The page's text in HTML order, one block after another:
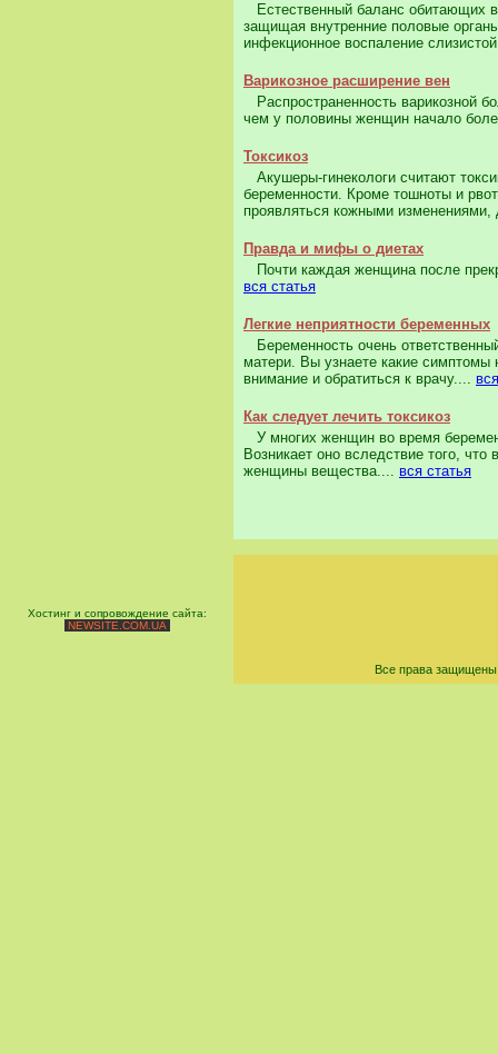
Естественный баланс обитающих
защищая внутренние половые
инфекционное воспаление
Варикозное расширение вен
Распространенность варикозной
чем у половины женщин начало
Токсикоз
Акушеры-гинекологи считают
беременности. Кроме тошноты и
проявляться кожными
Правда и мифы о диетах
Почти каждая женщина после
вся статья
Легкие неприятности беременных
Беременность очень
матери. Вы узнаете какие симптомы
внимание и обратиться к врачу....
Как следует лечить токсикоз
У многих женщин во время
Возникает оно вследствие того,
женщины вещества.... вся статья
Хостинг и сопровождение сайта:
NEWSITE.COM.UA
Все права